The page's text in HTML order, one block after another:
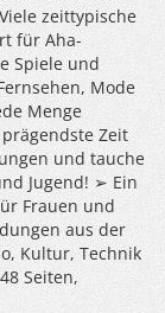
zeittypische
für Aha-
Spiele und
Mode
Menge
Zeit
und tauche
Jugend! ➢ Ein
Frauen und
aus der
Kultur, Technik
Seiten,